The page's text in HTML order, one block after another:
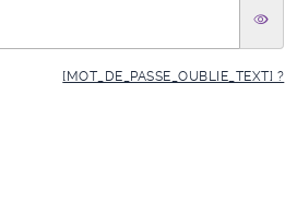
[MOT_DE_PASSE_OUBLIE_TEXT] ?